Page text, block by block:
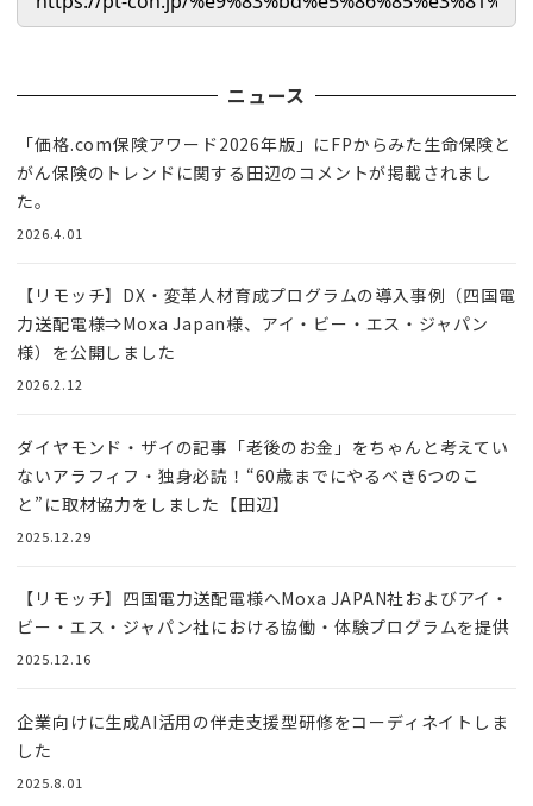
ニュース
「価格.com保険アワード2026年版」にFPからみた生命保険と
がん保険のトレンドに関する田辺のコメントが掲載されまし
た。
2026.4.01
【リモッチ】DX・変革人材育成プログラムの導入事例（四国電
力送配電様⇒Moxa Japan様、アイ・ビー・エス・ジャパン
様）を公開しました
2026.2.12
ダイヤモンド・ザイの記事「老後のお金」をちゃんと考えてい
ないアラフィフ・独身必読！“60歳までにやるべき6つのこ
と”に取材協力をしました【田辺】
2025.12.29
【リモッチ】四国電⼒送配電様へMoxa JAPAN社およびアイ・
ビー・エス・ジャパン社における協働・体験プログラムを提供
2025.12.16
企業向けに生成AI活用の伴走支援型研修をコーディネイトしま
した
2025.8.01